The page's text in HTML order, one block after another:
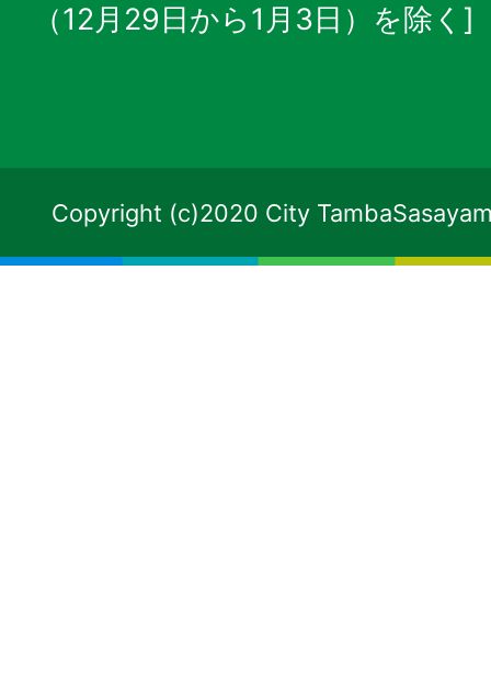
（12月29日から1月3日）を除く]
Copyright (c)2020 City